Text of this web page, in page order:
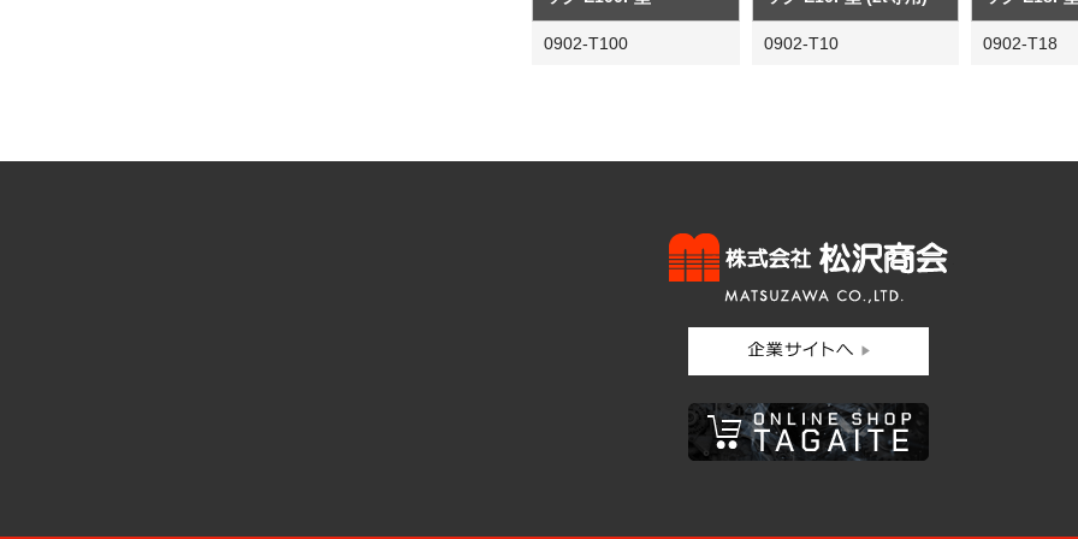
0902-T100 0902-T10 0902-T18